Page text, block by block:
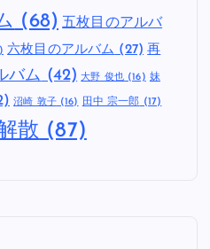
(68) 五枚目のアルバ
六枚目のアルバム (27) 再
バム (42) 大野 俊也(16) 妹
沼崎 敦子(16) 田中 宗一郎 (17)
散 (87)